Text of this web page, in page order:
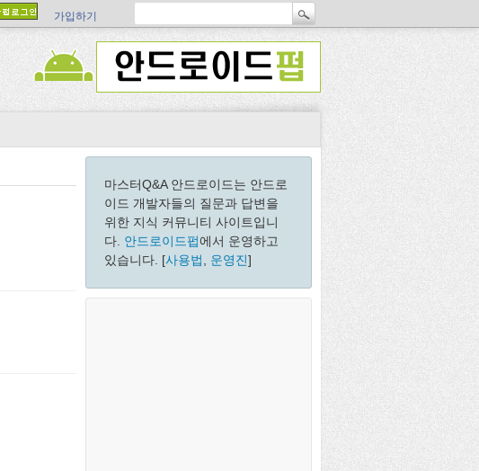
가입하기
마스터Q&A 안드로이드는 안드로
이드 개발자들의 질문과 답변을
위한 지식 커뮤니티 사이트입니
다. 안드로이드펍에서 운영하고
있습니다. [사용법 운영진]